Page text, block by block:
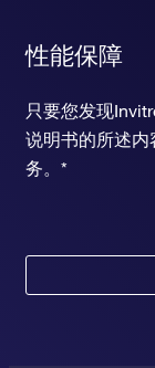
性能保障
只要您发现
说明书的所述
务。*